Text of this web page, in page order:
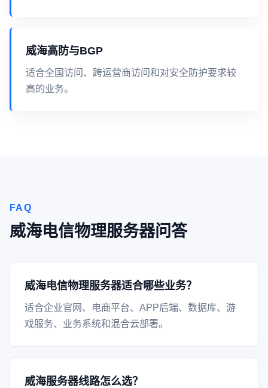
威海高防与BGP
适合全国访问、跨运营商访问和对安全防护要求较
高的业务。
FAQ
威海电信物理服务器问答
威海电信物理服务器适合哪些业务？
适合企业官网、电商平台、APP后端、数据库、游
戏服务、业务系统和混合云部署。
威海服务器线路怎么选？